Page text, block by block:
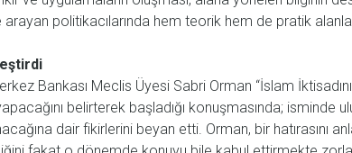
politikacılarında hem teorik hem de pratik
Bankası Meclis Üyesi Sabri Orman “İslam
belirterek başladığı konuşmasında; isminde
dair fikirlerini beyan etti. Orman, bir hatırasını